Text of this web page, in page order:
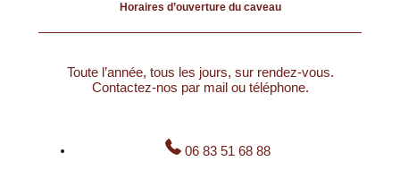
Horaires d’ouverture du caveau
Toute l’année, tous les jours, sur rendez-vous.
Contactez-nos par mail ou téléphone.
06 83 51 68 88